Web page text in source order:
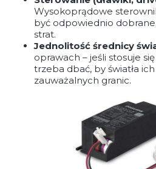
Wysokoprądowe
być odpowiednio
strat.
Jednolitość średnicy
oprawach – jeśli stosuje
trzeba dbać, by światła
zauważalnych granic.